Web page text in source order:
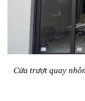
Cửa trượt quay